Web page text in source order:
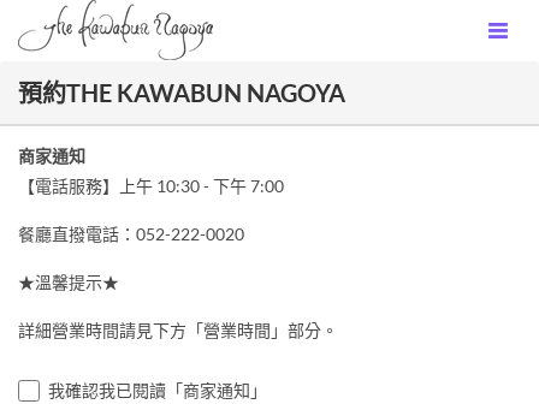
預約THE KAWABUN NAGOYA
商家通知
【電話服務】上午 10:30 - 下午 7:00
餐廳直撥電話：052-222-0020
★溫馨提示★
詳細營業時間請見下方「營業時間」部分。
我確認我已閱讀「商家通知」